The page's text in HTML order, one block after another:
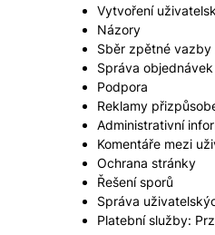
Vytvoření
Názory
Sběr zpětné vazby
Správa
Podpora
Reklamy
Administrativní
Komentáře mezi
Ochrana stránky
Řešení sporů
Správa
Platební služby: